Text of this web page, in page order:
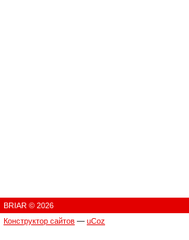
BRIAR © 2026
Конструктор сайтов — uCoz